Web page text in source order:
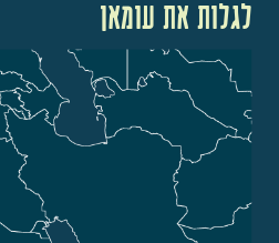
לגלות את עומאן